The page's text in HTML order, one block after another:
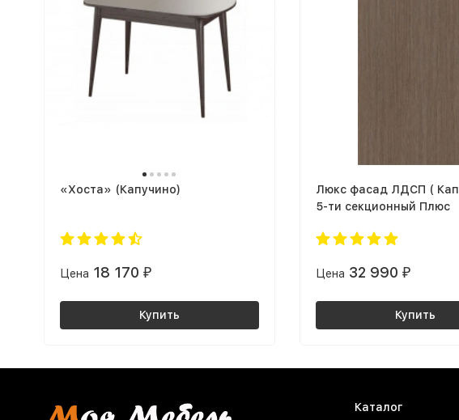
«Хоста» (Капучино)
Цена 18 170 ₽
Купить
Люкс фасад ЛДСП (
5-ти секционный Плюс
Цена 32 990₽
Купить
Каталог